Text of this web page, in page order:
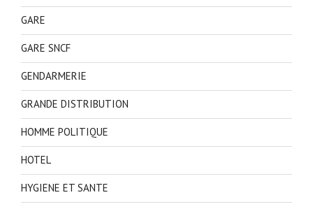
GARE
GARE SNCF
GENDARMERIE
GRANDE DISTRIBUTION
HOMME POLITIQUE
HOTEL
HYGIENE ET SANTE